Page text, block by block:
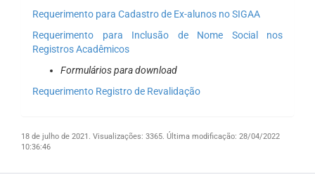
Requerimento para Cadastro de Ex-alunos no SIGAA
Requerimento para Inclusão de Nome Social nos
Registros Acadêmicos
Formulários para download
Requerimento Registro de Revalidação
18 de julho de 2021. Visualizações: 3365. Última modificação: 28/04/2022
10:36:46